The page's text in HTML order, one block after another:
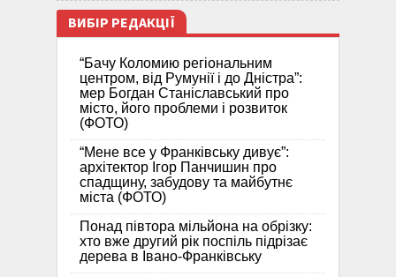
ВИБІР РЕДАКЦІЇ
“Бачу Коломию регіональним
центром, від Румунії і до Дністра”:
мер Богдан Станіславський про
місто, його проблеми і розвиток
(ФОТО)
“Мене все у Франківську дивує”:
архітектор Ігор Панчишин про
спадщину, забудову та майбутнє
міста (ФОТО)
Понад півтора мільйона на обрізку:
хто вже другий рік поспіль підрізає
дерева в Івано-Франківську